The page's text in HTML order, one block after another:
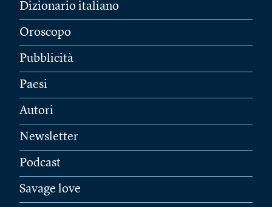
Dizionario italiano
Oroscopo
Pubblicità
Paesi
Autori
Newsletter
Podcast
Savage love